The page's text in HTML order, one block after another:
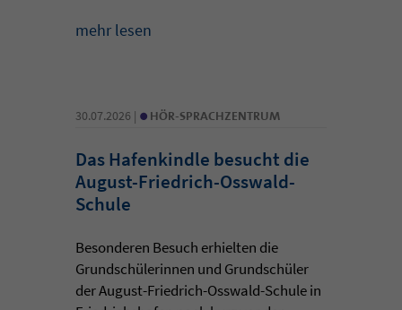
mehr lesen
30.07.2026 | • HÖR-SPRACHZENTRUM
Das Hafenkindle besucht die
August-Friedrich-Osswald-
Schule
Besonderen Besuch erhielten die
Grundschülerinnen und Grundschüler
der August-Friedrich-Osswald-Schule in